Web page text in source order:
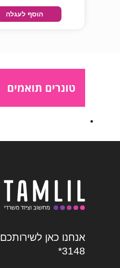
הוסף לעגלה
אנחנו כאן לשירותכם
*3148